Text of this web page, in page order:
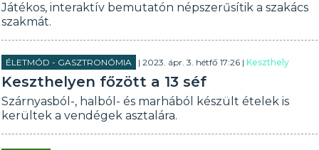
Játékos, interaktív bemutatón népszerűsítik a szakács
szakmát.
ÉLETMÓD - GASZTRONÓMIA | 2023. ápr. 3. hétfő 17:26 |Keszthely
Keszthelyen főzött a 13 séf
Szárnyasból-, halból- és marhából készült ételek is
kerültek a vendégek asztalára.